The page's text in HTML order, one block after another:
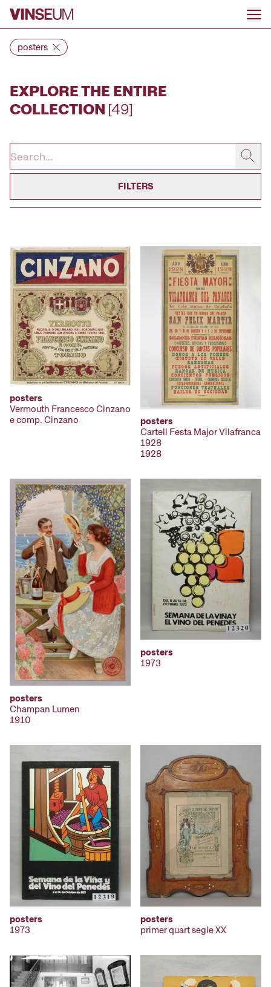
Go to content
posters
EXPLORE THE ENTIRE
COLLECTION [49]
FILTERS
posters
Vermouth Francesco Cinzano
e comp. Cinzano
posters
Cartell Festa Major Vilafranca
1928
1928
posters
Champan Lumen
1910
posters
1973
posters
1973
posters
primer quart segle XX